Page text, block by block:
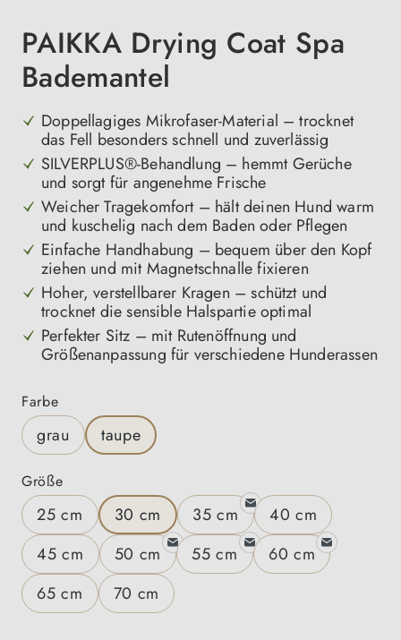
PAIKKA Drying Coat Spa
Bademantel
Doppellagiges Mikrofaser-Material – trocknet
das Fell besonders schnell und zuverlässig
SILVERPLUS®-Behandlung – hemmt Gerüche
und sorgt für angenehme Frische
Weicher Tragekomfort – hält deinen Hund warm
und kuschelig nach dem Baden oder Pflegen
Einfache Handhabung – bequem über den Kopf
ziehen und mit Magnetschnalle fixieren
Hoher, verstellbarer Kragen – schützt und
trocknet die sensible Halspartie optimal
Perfekter Sitz – mit Rutenöffnung und
Größenanpassung für verschiedene Hunderassen
Farbeauswählen
grau taupe
Größeauswählen
25 cm 30 cm 35 cm
40 cm
45 cm
50 cm 55 cm
60 cm
65 cm
70 cm